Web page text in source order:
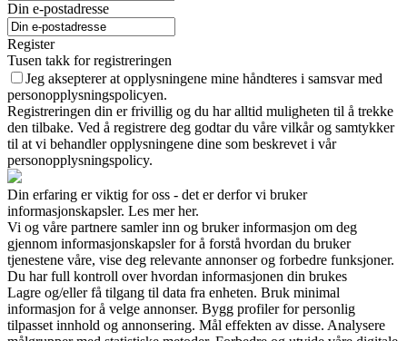
Din e-postadresse
Register
Tusen takk for registreringen
Jeg aksepterer at opplysningene mine håndteres i samsvar med
personopplysningspolicyen.
Registreringen din er frivillig og du har alltid muligheten til å trekke
den tilbake. Ved å registrere deg godtar du våre vilkår og samtykker
til at vi behandler opplysningene dine som beskrevet i vår
personopplysningspolicy.
Din erfaring er viktig for oss - det er derfor vi bruker
informasjonskapsler. Les mer her.
Vi og våre partnere samler inn og bruker informasjon om deg
gjennom informasjonskapsler for å forstå hvordan du bruker
tjenestene våre, vise deg relevante annonser og forbedre funksjoner.
Du har full kontroll over hvordan informasjonen din brukes
Lagre og/eller få tilgang til data fra enheten. Bruk minimal
informasjon for å velge annonser. Bygg profiler for personlig
tilpasset innhold og annonsering. Mål effekten av disse. Analysere